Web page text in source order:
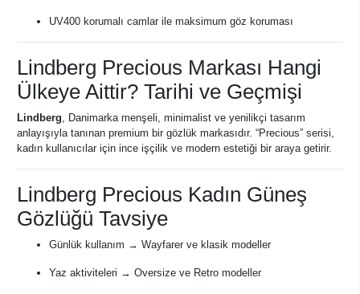
UV400 korumalı camlar ile maksimum göz koruması
Lindberg Precious Markası Hangi
Ülkeye Aittir? Tarihi ve Geçmişi
Lindberg, Danimarka menşeli, minimalist ve yenilikçi tasarım
anlayışıyla tanınan premium bir gözlük markasıdır. “Precious” serisi,
kadın kullanıcılar için ince işçilik ve modern estetiği bir araya getirir.
Lindberg Precious Kadın Güneş
Gözlüğü Tavsiye
Günlük kullanım → Wayfarer ve klasik modeller
Yaz aktiviteleri → Oversize ve Retro modeller